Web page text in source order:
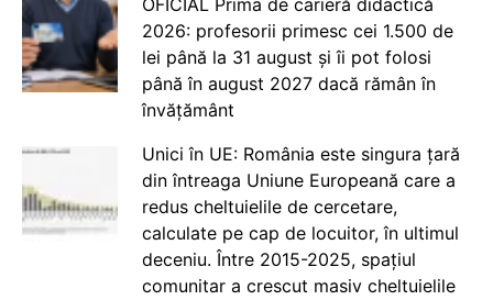
OFICIAL Prima de carieră didactică
2026: profesorii primesc cei 1.500 de
lei până la 31 august și îi pot folosi
până în august 2027 dacă rămân în
învățământ
Unici în UE: România este singura țară
din întreaga Uniune Europeană care a
redus cheltuielile de cercetare,
calculate pe cap de locuitor, în ultimul
deceniu. Între 2015-2025, spațiul
comunitar a crescut masiv cheltuielile